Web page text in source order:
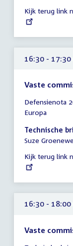
Kijk terug link
16:30 - 17:30
Vaste
vergadering
16:30
-
17:30
Defensienota
Europa
Technische
Suze
Kijk terug link
16:30 - 18:00
Vaste